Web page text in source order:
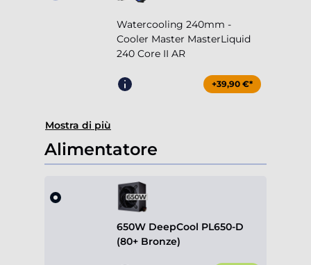
Watercooling 240mm -
Cooler Master MasterLiquid
240 Core II AR
+39,90 €*
Mostra di più
Alimentatore
650W DeepCool PL650-D
(80+ Bronze)